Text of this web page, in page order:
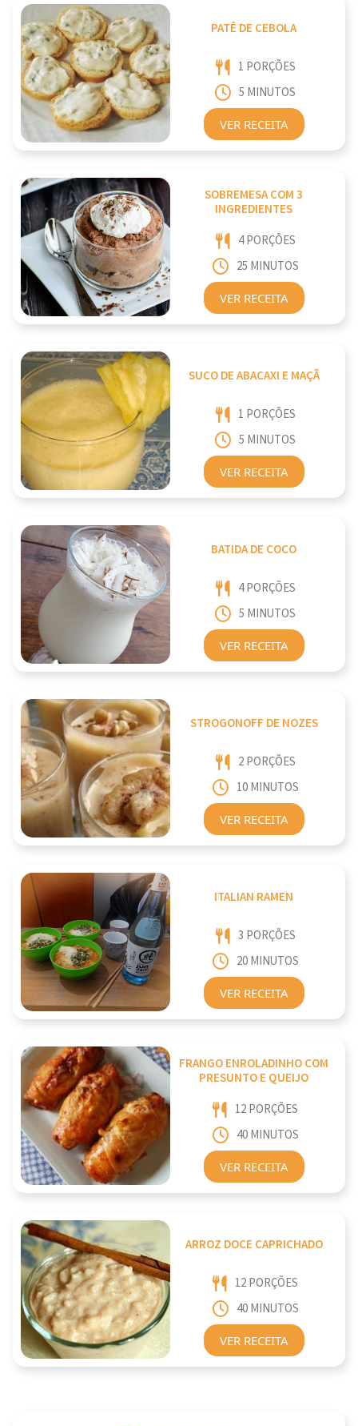
PATÊ DE CEBOLA
1 PORÇÕES
5 MINUTOS
VER RECEITA
SOBREMESA COM 3
INGREDIENTES
4 PORÇÕES
25 MINUTOS
VER RECEITA
SUCO DE ABACAXI E MAÇÃ
1 PORÇÕES
5 MINUTOS
VER RECEITA
BATIDA DE COCO
4 PORÇÕES
5 MINUTOS
VER RECEITA
STROGONOFF DE NOZES
2 PORÇÕES
10 MINUTOS
VER RECEITA
ITALIAN RAMEN
3 PORÇÕES
20 MINUTOS
VER RECEITA
FRANGO ENROLADINHO COM
PRESUNTO E QUEIJO
12 PORÇÕES
40 MINUTOS
VER RECEITA
ARROZ DOCE CAPRICHADO
12 PORÇÕES
40 MINUTOS
VER RECEITA